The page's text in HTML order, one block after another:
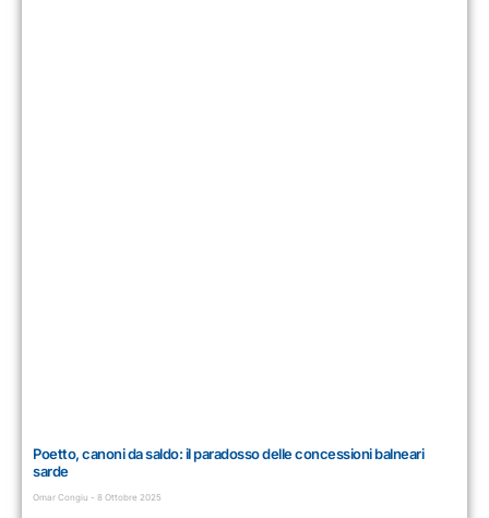
Poetto, canoni da saldo: il paradosso delle concessioni balneari
sarde
Omar Congiu 8 Ottobre 2025